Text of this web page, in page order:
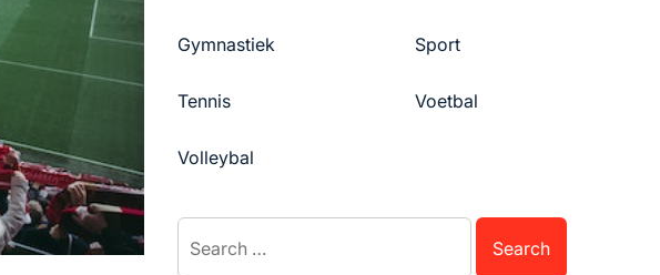
Gymnastiek Sport
Tennis Voetbal
Volleybal
for: